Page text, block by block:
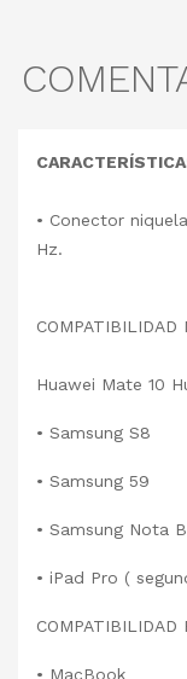
• Conector
Hz.
COMPATIBILIDAD
Huawei Mate 10
• Samsung S8
• Samsung 59
• Samsung Nota
• iPad Pro (
COMPATIBILIDAD
• MacBook